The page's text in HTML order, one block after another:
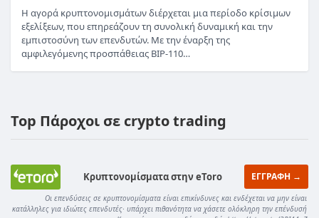
Η αγορά κρυπτονομισμάτων διέρχεται μια περίοδο κρίσιμων
εξελίξεων, που επηρεάζουν τη συνολική δυναμική και την
εμπιστοσύνη των επενδυτών. Με την έναρξη της
αμφιλεγόμενης προσπάθειας BIP-110…
Top Πάροχοι σε crypto trading
Κρυπτονομίσματα στην eToro ΕΓΓΡΑΦΗ →
Οι επενδύσεις σε κρυπτονομίσματα είναι επικίνδυνες και ενδέχεται να μην είναι
κατάλληλες για ιδιώτες επενδυτές· υπάρχει πιθανότητα να χάσετε ολόκληρη την επένδυσή